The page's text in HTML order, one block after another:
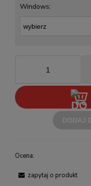
Windows:
Ocena:
zapytaj o produkt